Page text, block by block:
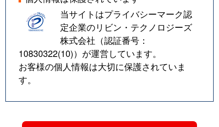
当サイトはプライバシーマーク認
定企業のリビン・テクノロジーズ
株式会社（認証番号：
10830322(10)）が運営しています。
お客様の個人情報は大切に保護されていま
す。